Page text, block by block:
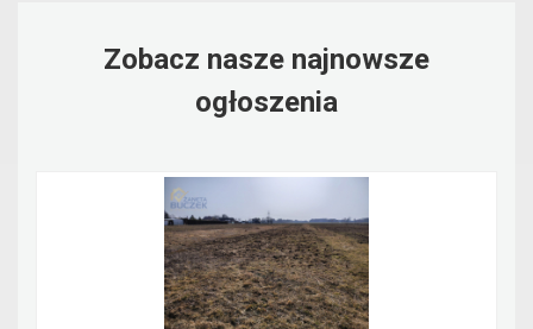
Zobacz nasze najnowsze
ogłoszenia